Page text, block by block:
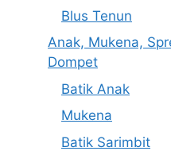
Blus Tenun
Anak, Mukena,
Dompet
Batik Anak
Mukena
Batik Sarimbit